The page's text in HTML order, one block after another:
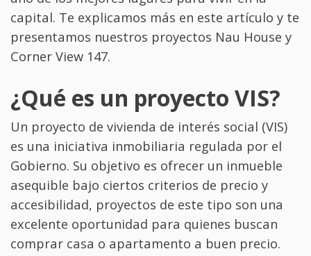
capital. Te explicamos más en este artículo y te
presentamos nuestros proyectos Nau House y
Corner View 147.
¿Qué es un proyecto VIS?
Un proyecto de vivienda de interés social (VIS)
es una iniciativa inmobiliaria regulada por el
Gobierno. Su objetivo es ofrecer un inmueble
asequible bajo ciertos criterios de precio y
accesibilidad, proyectos de este tipo son una
excelente oportunidad para quienes buscan
comprar casa o apartamento a buen precio.